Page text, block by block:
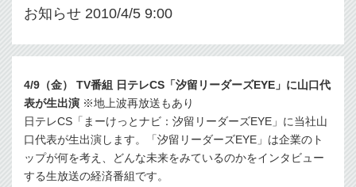
お知らせ 2010/4/5 9:00
4/9（金） TV番組 日テレCS「汐留リーダーズEYE」に山口代
表が生出演 ※地上波再放送もあり
日テレCS「まーけっとナビ：汐留リーダーズEYE」に当社山
口代表が生出演します。「汐留リーダーズEYE」は企業のト
ップが何を考え、どんな未来をみているのかをインタビュー
する生放送の経済番組です。